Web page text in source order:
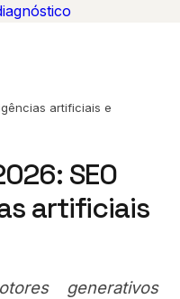
artificiais e
SEO
artificiais
generativos